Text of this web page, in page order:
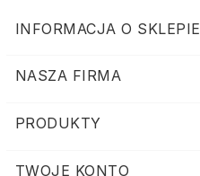
INFORMACJA O SKLEPIE
NASZA FIRMA
PRODUKTY
TWOJE KONTO